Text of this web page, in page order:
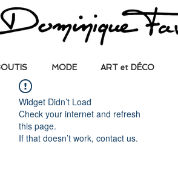
MODE ART et DÉCO
Widget Didn’t Load
Check your internet and refresh
this page.
If that doesn’t work, contact us.